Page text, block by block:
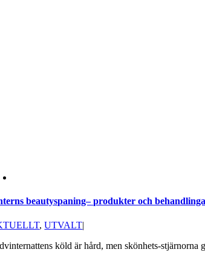
beautyspaning– produkter och
,UTVALT|
köld är hård, men skönhets-